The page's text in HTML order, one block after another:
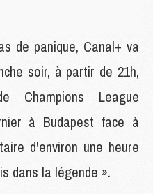
de panique, Canal+ va
soir, à partir de 21h,
Champions League
à Budapest face à
d'environ une heure
dans la légende ».